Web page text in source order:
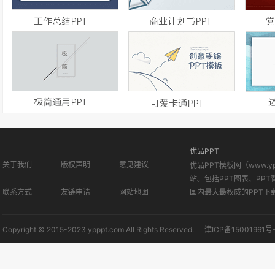
关于我们 版权声明 意见建议
联系方式 友链申请 网站地图
优品PPT
优品PPT模板网（
站。包括PPT图表、PPT
国内最大最权威的PPT下
Copyright © 2015-2023 ypppt.com All Rights Reserved. 津ICP备15001961号